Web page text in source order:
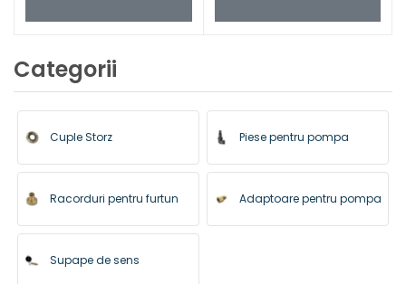
Categorii
Cuple Storz Piese pentru pompa
Racorduri pentru furtun Adaptoare pentru pompa
Supape de sens